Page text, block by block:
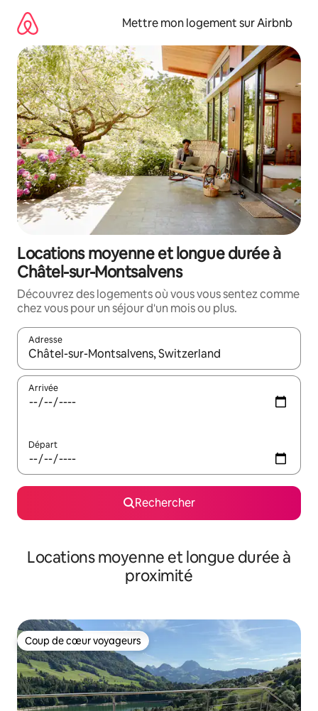
directement
contenu
Mettre mon logement sur Airbnb
Locations moyenne et longue durée à
Châtel-sur-Montsalvens
Découvrez des logements où vous vous sentez comme
chez vous pour un séjour d'un mois ou plus.
Adresse
Lorsque les résultats s'affichent, utilisez les flèches vers le
Arrivée
Départ
Rechercher
Locations moyenne et longue durée à
proximité
Coup de cœur voyageurs
Coup de cœur voyageurs